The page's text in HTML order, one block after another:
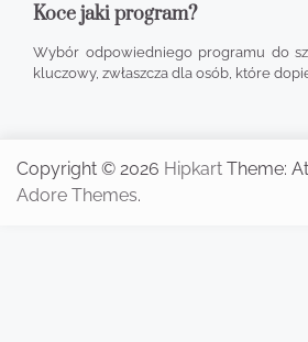
Koce jaki program?
Wybór odpowiedniego programu do
kluczowy, zwłaszcza dla osób, które
Copyright © 2026 Hipkart Theme:
Adore Themes.